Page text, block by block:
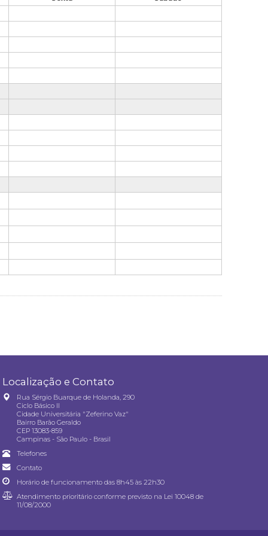
Localização e Contato
Rua Sérgio Buarque de Holanda, 290
Ciclo Básico II
Cidade Universitária "Zeferino Vaz"
Bairro Barão Geraldo
CEP 13083-859
Campinas - São Paulo - Brasil
Telefones
Contato
Horário de funcionamento das 8h45 às 22h30
Atendimento prioritário conforme previsto na Lei 10048 de
11/08/2000